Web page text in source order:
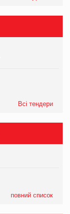
Всі тендери
повний список